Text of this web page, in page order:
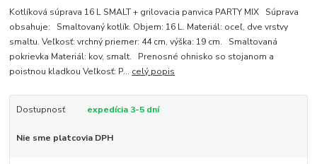
Kotlíková súprava 16 L SMALT + grilovacia panvica PARTY MIX Súprava
obsahuje: Smaltovaný kotlík. Objem: 16 L. Materiál: oceľ, dve vrstvy
smaltu. Veľkosť: vrchný priemer: 44 cm, výška: 19 cm. Smaltovaná
pokrievka Materiál: kov, smalt. Prenosné ohnisko so stojanom a
poistnou kladkou Veľkosť: P... celý popis
Dostupnosť expedícia 3-5 dní
Nie sme platcovia DPH